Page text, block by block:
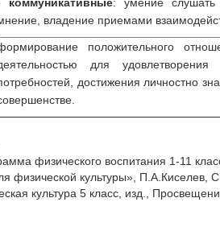
владение приемами
положительного
для
достижения личностно
физического воспитания 1-11
физической культуры», П.А.Киселев,
культура 5 класс, изд.,